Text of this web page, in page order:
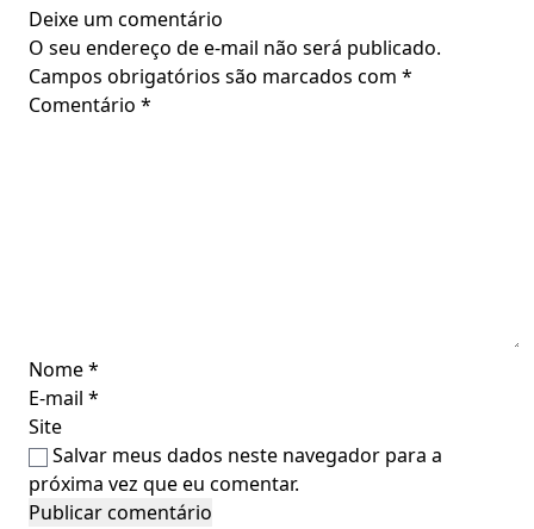
Deixe um comentário
O seu endereço de e-mail não será publicado.
Campos obrigatórios são marcados com *
Comentário *
Nome*
E-mail *
Site
Salvar meus dados neste navegador para a
próxima vez que eu comentar.